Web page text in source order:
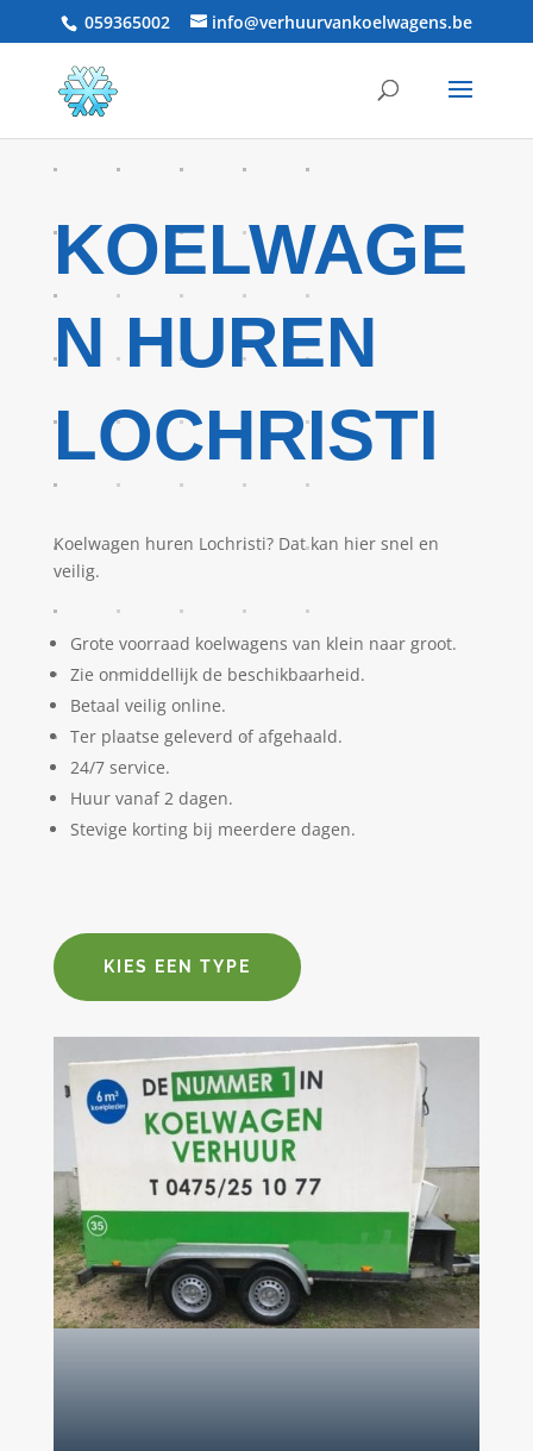
059365002 info@verhuurvankoelwagens.be
KOELWAGE
N HUREN
LOCHRISTI
Koelwagen huren Lochristi? Dat kan hier snel en
veilig.
Grote voorraad koelwagens van klein naar groot.
Zie onmiddellijk de beschikbaarheid.
Betaal veilig online.
Ter plaatse geleverd of afgehaald.
24/7 service.
Huur vanaf 2 dagen.
Stevige korting bij meerdere dagen.
KIES EEN TYPE